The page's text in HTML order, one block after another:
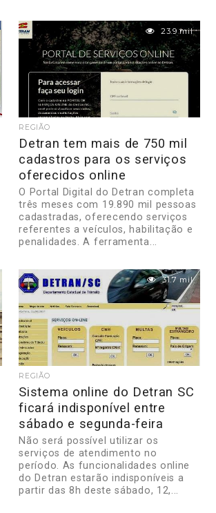
23.9 mil
REGIÃO
Detran tem mais de 750 mil
cadastros para os serviços
oferecidos online
O Portal Digital do Detran completa
três meses com 19.890 mil pessoas
cadastradas, oferecendo serviços
referentes a veículos, habilitação e
penalidades. A ferramenta...
31.7 mil
REGIÃO
Sistema online do Detran SC
ficará indisponível entre
sábado e segunda-feira
Não será possível utilizar os
serviços de atendimento no
período. As funcionalidades online
do Detran estarão indisponíveis a
partir das 8h deste sábado, 12,...